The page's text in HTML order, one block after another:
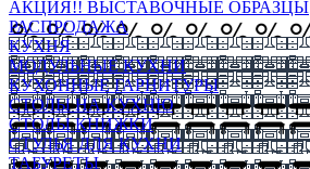
АКЦИЯ!! ВЫСТАВОЧНЫЕ ОБРАЗЦЫ
РАСПРОДАЖА
КУХНЯ
МОДУЛЬНЫЕ КУХНИ
КУХОННЫЕ ГАРНИТУРЫ
СТОЛЫ НА КУХНЮ
СТОЛЫ КНИЖКИ
СТУЛЬЯ ДЛЯ КУХНИ
ТАБУРЕТЫ